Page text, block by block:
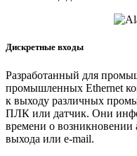
Дискретные входы
Разработанный для
промышленных Ethernet
к выходу различных
ПЛК или датчик. Они
времени о
выхода или e-mail.